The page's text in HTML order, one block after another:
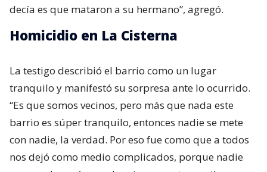
decía es que mataron a su hermano”, agregó.
Homicidio en La Cisterna
La testigo describió el barrio como un lugar
tranquilo y manifestó su sorpresa ante lo ocurrido.
“Es que somos vecinos, pero más que nada este
barrio es súper tranquilo, entonces nadie se mete
con nadie, la verdad. Por eso fue como que a todos
nos dejó como medio complicados, porque nadie